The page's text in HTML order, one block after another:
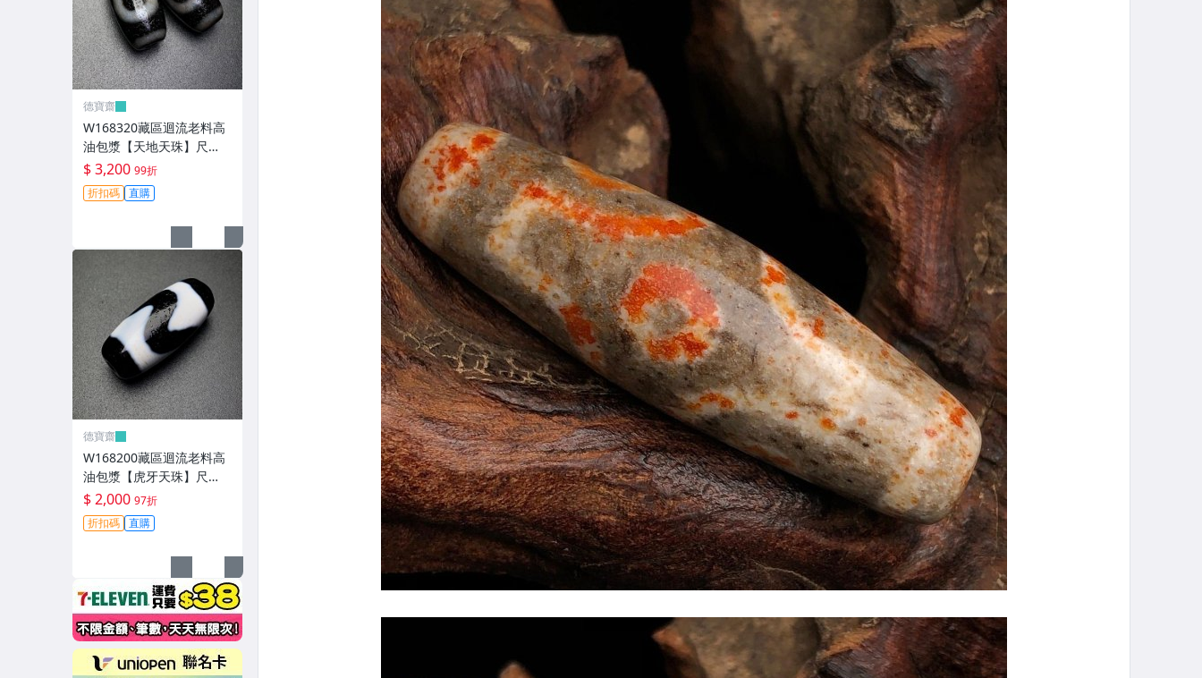
德寶齋
W168320藏區迴流老料高
油包漿【天地天珠】尺
寸：21*11毫米 重量8.3克
天圓地方， 天珠 瑪瑙 文玩
【德寶齋】999
$ 3,200 99折
折扣碼 直購
德寶齋
W168200藏區迴流老料高
油包漿【虎牙天珠】尺
寸：30*13毫米 重量8.8克
一顆可以改 天珠 瑪瑙 文玩
【德寶齋】497
$ 2,000 97折
折扣碼 直購